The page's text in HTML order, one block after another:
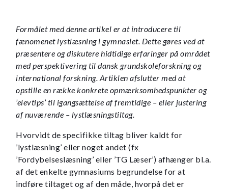
Formålet med denne artikel er at introducere til
fænomenet lystlæsning i gymnasiet. Dette gøres ved at
præsentere og diskutere hidtidige erfaringer på området
med perspektivering til dansk grundskoleforskning og
international forskning. Artiklen afslutter med at
opstille en række konkrete opmærksomhedspunkter og
’elevtips’ til igangsættelse af fremtidige – eller justering
af nuværende – lystlæsningstiltag.
Hvorvidt de specifikke tiltag bliver kaldt for
’lystlæsning’ eller noget andet (fx
’Fordybelseslæsning’ eller ’TG Læser’) afhænger bl.a.
af det enkelte gymnasiums begrundelse for at
indføre tiltaget og af den måde, hvorpå det er